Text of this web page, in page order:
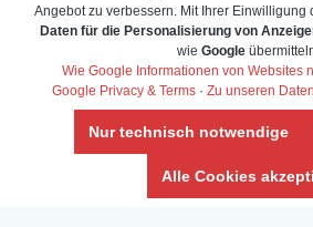
Widerrufs­recht /
AGB & Info
Impressum
Umwelt und
Vertrag
Angebot zu verbessern. Mit Ihrer Einwilligung
Daten für die Personalisierung von
wie Google
Wie Google Informationen von Websites
Google Privacy & Terms · Zu unseren
Nur technisch notwendige
Alle Cookies